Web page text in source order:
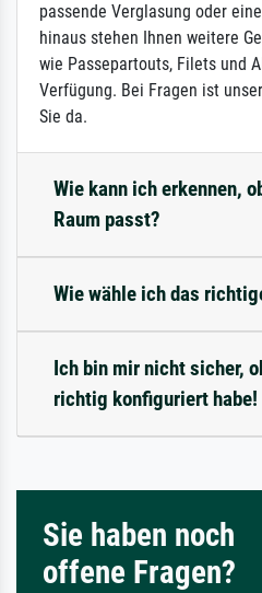
passende Verglasung oder
hinaus stehen Ihnen weitere
wie Passepartouts, Filets und
Verfügung. Bei Fragen ist
Sie da.
Wie kann ich erkennen,
Raum passt?
Wie wähle ich das
Ich bin mir nicht sicher,
richtig konfiguriert habe!
Sie haben noch
offene Fragen?